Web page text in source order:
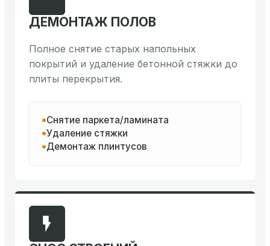
ДЕМОНТАЖ ПОЛОВ
Полное снятие старых напольных
покрытий и удаление бетонной стяжки до
плиты перекрытия.
Снятие паркета/ламината
Удаление стяжки
Демонтаж плинтусов